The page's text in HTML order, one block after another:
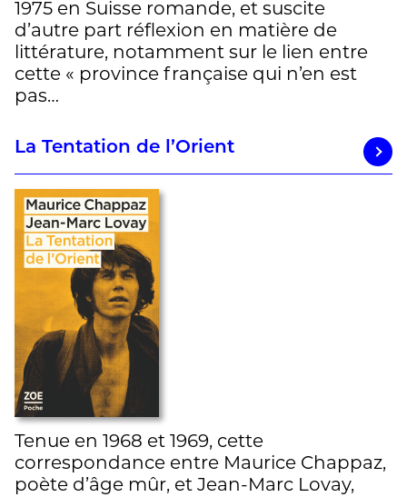
1975 en Suisse romande, et suscite
d’autre part réflexion en matière de
littérature, notamment sur le lien entre
cette « province française qui n’en est
pas…
La Tentation de l’Orient
Tenue en 1968 et 1969, cette
correspondance entre Maurice Chappaz,
poète d’âge mûr, et Jean-Marc Lovay,